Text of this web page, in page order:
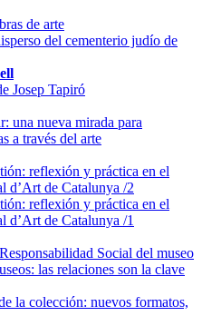
de arte
del cementerio judío de
Josep Tapiró
una nueva mirada para
a través del arte
reflexión y práctica en el
d’Art de Catalunya /2
reflexión y práctica en el
d’Art de Catalunya /1
Social del museo
las relaciones son la clave
la colección: nuevos formatos,